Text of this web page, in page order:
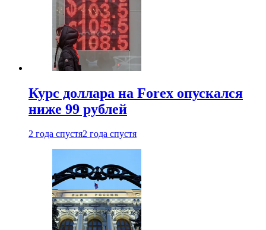
Курс доллара на Forex опускался
ниже 99 рублей
2 года спустя2 года спустя